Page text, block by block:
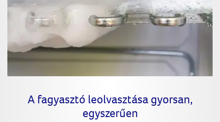
A fagyasztó leolvasztása gyorsan,
egyszerűen